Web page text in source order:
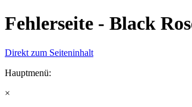
Fehlerseite - Black
Direkt zum Seiteninhalt
Hauptmenü:
×